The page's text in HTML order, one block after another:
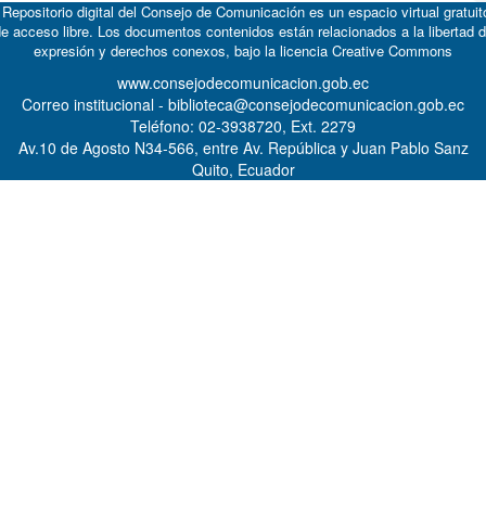
digital del Consejo de Comunicación es un espacio virtual
acceso libre. Los documentos contenidos están relacionados a la libertad
expresión y derechos conexos, bajo la licencia Creative Commons
www.consejodecomunicacion.gob.ec
Correo institucional - biblioteca@consejodecomunicacion.gob.ec
Teléfono: 02-3938720, Ext. 2279
Av.10 de Agosto N34-566, entre Av. República y Juan Pablo Sanz
Quito, Ecuador